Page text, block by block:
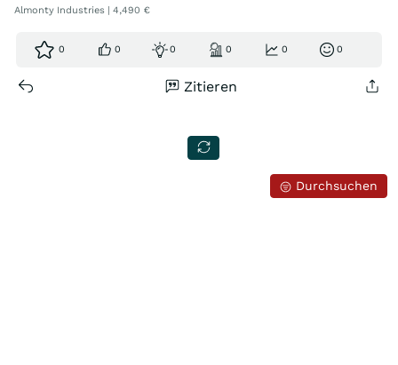
Almonty Industries | 4,490 €
0 0 0 0 0 0
Zitieren
Durchsuchen